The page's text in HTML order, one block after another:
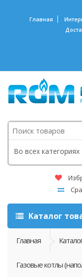
Главная
Поиск
Во всех категориях
Каталог
Главная
Газовые котлы